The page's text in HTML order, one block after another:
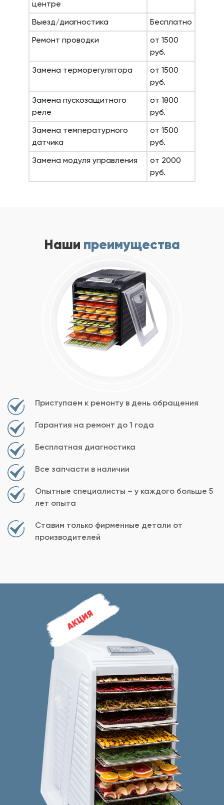
центре
Выезд/диагностика
Бесплатно
Ремонт проводки
от 1500
руб.
Замена терморегулятора
от 1500
руб.
Замена пускозащитного
реле
от 1800
руб.
Замена температурного
датчика
от 1500
руб.
Замена модуля управления
от 2000
руб.
Наши преимущества
Приступаем к ремонту в день обращения
Гарантия на ремонт до 1 года
Бесплатная диагностика
Все запчасти в наличии
Опытные специалисты – у каждого больше 5
лет опыта
Ставим только фирменные детали от
производителей